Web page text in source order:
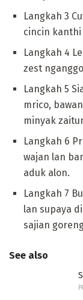
Langkah 3
cincin kanthi
Langkah 4
zest
Langkah 5
mrico,
minyak
Langkah 6
wajan lan
aduk alon.
Langkah 7
lan supaya
sajian
See also